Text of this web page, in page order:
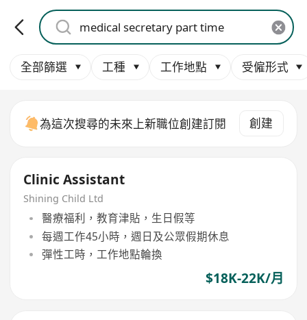
全部篩選 工種 工作地點 受僱形式
為這次搜尋的未來上新職位創建訂閱 創建
Clinic Assistant
Shining Child Ltd
醫療福利，教育津貼，生日假等
每週工作45小時，週日及公眾假期休息
彈性工時，工作地點輪換
$18K-22K/月